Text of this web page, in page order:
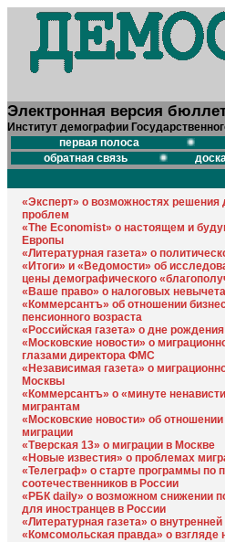
Электронная версия
Институт демографии
первая полоса
обратная связь
«Эксперт» о возможностях решения
проблем
«The Economist» о настоящем и
Европы
«Литературная газета» о
«Итоги» и «Ведомости» об
цены демографического
«Ваше право» о налоговых
«Коммерсантъ» об отношении
пенсионного возраста
«Российская газета» о дне
«Московские новости» о
глазами директора ФМС
«Независимая газета» о
Москвы
«Коммерсантъ» о «минуте
мигрантам
«Московские новости» об
миграции
«Тверская 13» о миграции в Москве
«Новые известия» о проблемах
«Телеграф» о старте программы по
соотечественников в России
«РБК daily» о возможном снижении
для иностранцев в России
«Литературная газета» о
«Комсомольская правда» о взгляде